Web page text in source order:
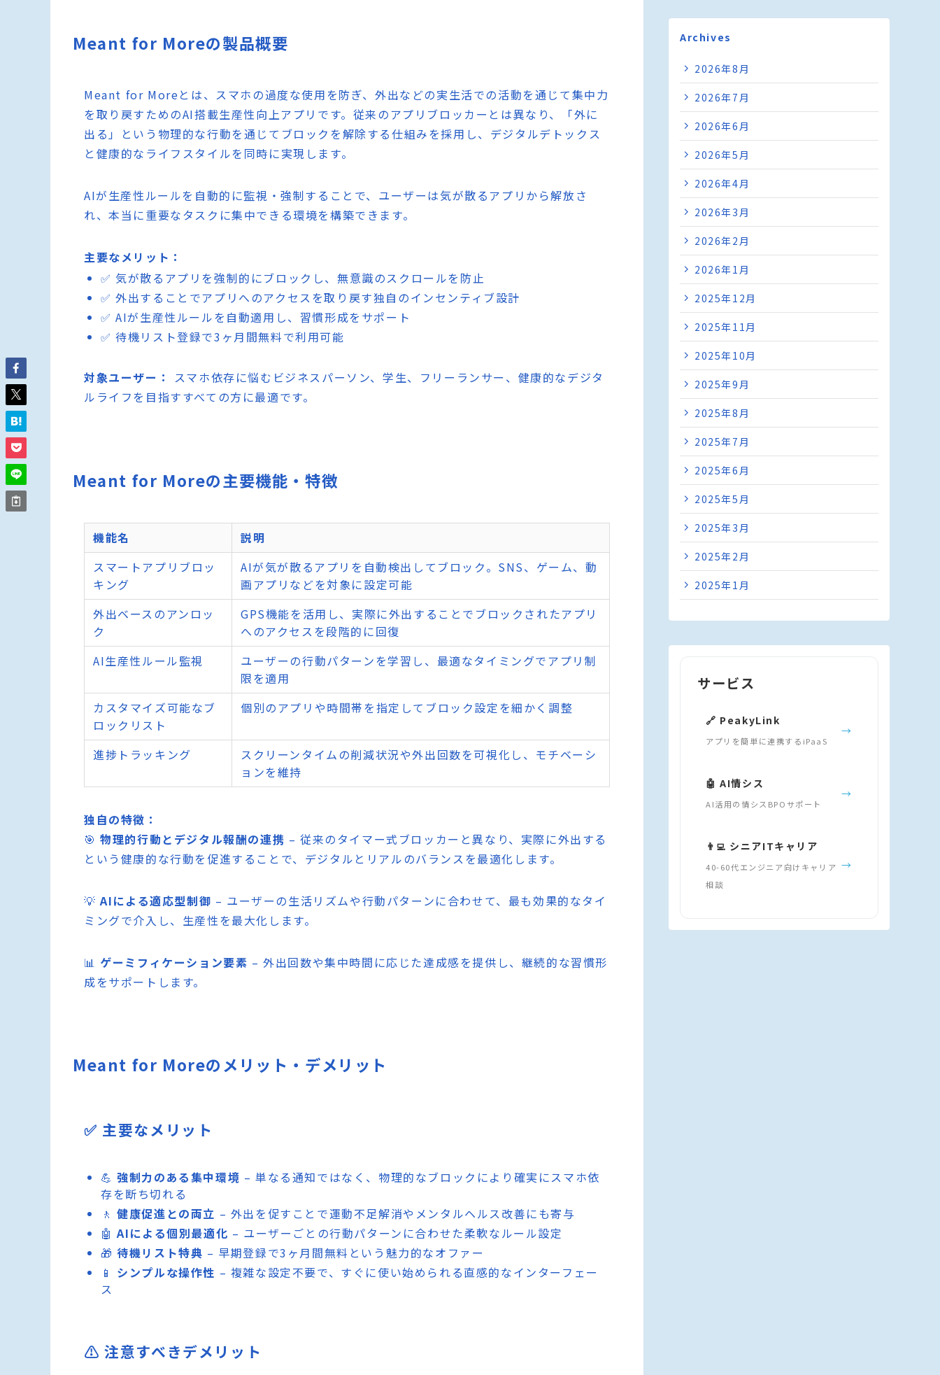
Meant for Moreの製品概要
Meant for Moreとは、スマホの過度な使用を防ぎ、外出などの実生活での活動を通じて集中力
を取り戻すためのAI搭載生産性向上アプリです。従来のアプリブロッカーとは異なり、「外に
出る」という物理的な行動を通じてブロックを解除する仕組みを採用し、デジタルデトックス
と健康的なライフスタイルを同時に実現します。
AIが生産性ルールを自動的に監視・強制することで、ユーザーは気が散るアプリから解放さ
れ、本当に重要なタスクに集中できる環境を構築できます。
主要なメリット：
✅ 気が散るアプリを強制的にブロックし、無意識のスクロールを防止
✅ 外出することでアプリへのアクセスを取り戻す独自のインセンティブ設計
✅ AIが生産性ルールを自動適用し、習慣形成をサポート
✅ 待機リスト登録で3ヶ月間無料で利用可能
対象ユーザー：
スマホ依存に悩むビジネスパーソン、学生、フリーランサー、健康的なデジタ
ルライフを目指すすべての方に最適です。
Meant for Moreの主要機能・特徴
機能名
説明
スマートアプリブロッ
キング
AIが気が散るアプリを自動検出してブロック。SNS、ゲーム、動
画アプリなどを対象に設定可能
外出ベースのアンロッ
ク
GPS機能を活用し、実際に外出することでブロックされたアプリ
へのアクセスを段階的に回復
AI生産性ルール監視
ユーザーの行動パターンを学習し、最適なタイミングでアプリ制
限を適用
カスタマイズ可能なブ
ロックリスト
個別のアプリや時間帯を指定してブロック設定を細かく調整
進捗トラッキング
スクリーンタイムの削減状況や外出回数を可視化し、モチベーシ
ョンを維持
独自の特徴：
🎯物理的行動とデジタル報酬の連携 – 従来のタイマー式ブロッカーと異なり、実際に外出する
という健康的な行動を促進することで、デジタルとリアルのバランスを最適化します。
💡AIによる適応型制御 – ユーザーの生活リズムや行動パターンに合わせて、最も効果的なタイ
ミングで介入し、生産性を最大化します。
📊 ゲーミフィケーション要素 – 外出回数や集中時間に応じた達成感を提供し、継続的な習慣形
成をサポートします。
Meant for Moreのメリット・デメリット
✅ 主要なメリット
💪強制力のある集中環境 – 単なる通知ではなく、物理的なブロックにより確実にスマホ依
存を断ち切れる
🚶健康促進との両立 – 外出を促すことで運動不足解消やメンタルヘルス改善にも寄与
🤖AIによる個別最適化 – ユーザーごとの行動パターンに合わせた柔軟なルール設定
🎁 待機リスト特典 – 早期登録で3ヶ月間無料という魅力的なオファー
📱 シンプルな操作性 – 複雑な設定不要で、すぐに使い始められる直感的なインターフェー
ス
⚠️ 注意すべきデメリット
Archives
2026年8月
2026年7月
2026年6月
2026年5月
2026年4月
2026年3月
2026年2月
2026年1月
2025年12月
2025年11月
2025年10月
2025年9月
2025年8月
2025年7月
2025年6月
2025年5月
2025年3月
2025年2月
2025年1月
サービス
🔗 PeakyLink
アプリを簡単に連携するiPaaS
→
🤖 AI情シス
AI活用の情シスBPOサポート
→
👨‍💻 シニアITキャリア
40-60代エンジニア向けキャリア
相談
→